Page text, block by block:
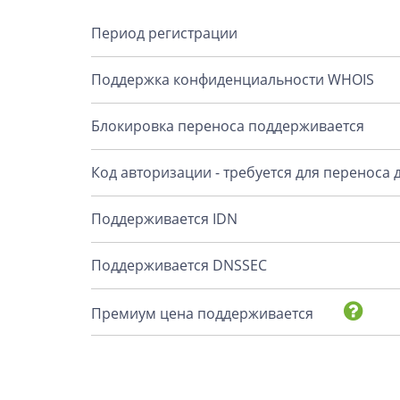
Период регистрации
Поддержка конфиденциальности WHOIS
Блокировка переноса поддерживается
Код авторизации - требуется для переноса
Поддерживается IDN
Поддерживается DNSSEC
Премиум цена поддерживается